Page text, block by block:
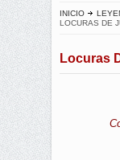
INICIO
LOCURAS DE
Locuras